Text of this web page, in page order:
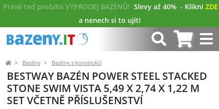
Právě teď probíhá VÝPRODEJ BAZÉNŮ! Slevy až 40% - Klikni ZDE
a nenech si to ujít!
Bazény Bazény s konstrukcí
BESTWAY BAZÉN POWER STEEL STACKED
STONE SWIM VISTA 5,49 X 2,74 X 1,22 M
SET VČETNĚ PŘÍSLUŠENSTVÍ